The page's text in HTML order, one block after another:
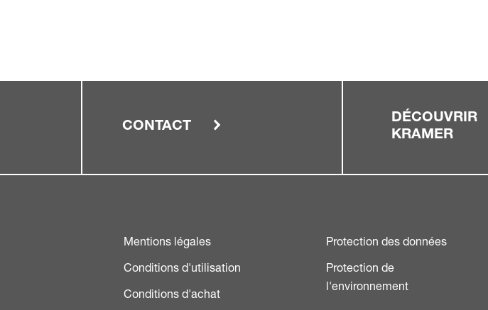
CONTACT
DÉCOUVRIR
KRAMER
Mentions légales
Conditions d'utilisation
Conditions d'achat
Protection des données
Protection de
l'environnement